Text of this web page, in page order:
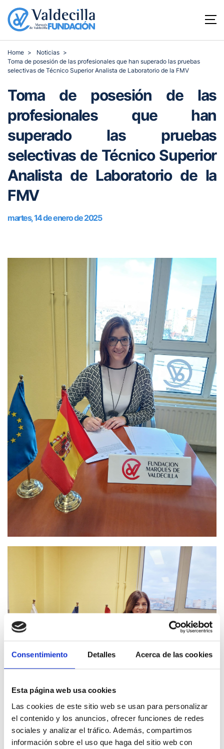
Consentimiento Detalles Acerca de las cookies
Esta página web usa cookies
Las cookies de este sitio web se usan para personalizar
el contenido y los anuncios, ofrecer funciones de redes
sociales y analizar el tráfico. Además, compartimos
información sobre el uso que haga del sitio web con
Home
Noticias
Toma de posesión de las profesionales que han superado las pruebas
selectivas de Técnico Superior Analista de Laboratorio de la FMV
Toma de posesión de las
profesionales que han
superado las pruebas
selectivas de Técnico Superior
Analista de Laboratorio de la
FMV
martes, 14 de enero de 2025